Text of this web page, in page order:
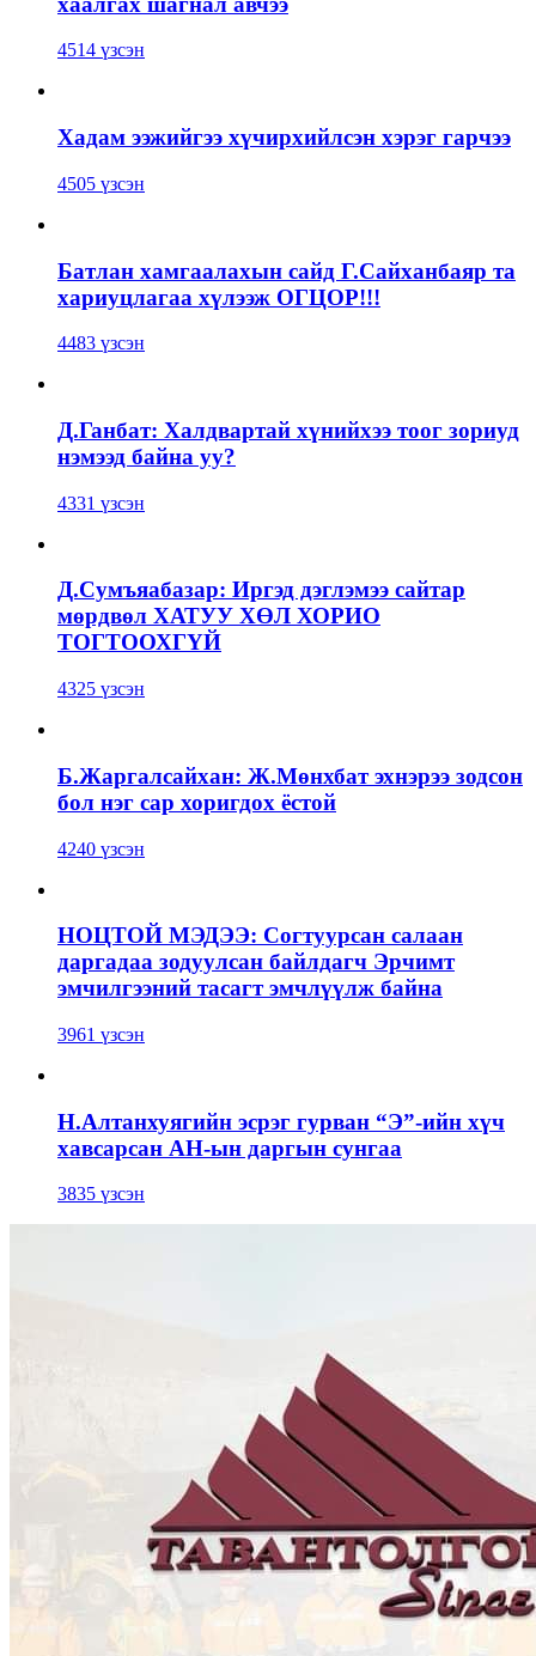
4514 үзсэн
Хадам ээжийгээ хүчирхийлсэн хэрэг гарчээ
4505 үзсэн
Батлан хамгаалахын сайд Г.Сайханбаяр та
хариуцлагаа хүлээж ОГЦОР!!!
4483 үзсэн
Д.Ганбат: Халдвартай хүнийхээ тоог зориуд
нэмээд байна уу?
4331 үзсэн
Д.Сумъяабазар: Иргэд дэглэмээ сайтар
мөрдвөл ХАТУУ ХӨЛ ХОРИО
ТОГТООХГҮЙ
4325 үзсэн
Б.Жаргалсайхан: Ж.Мөнхбат эхнэрээ зодсон
бол нэг сар хоригдох ёстой
4240 үзсэн
НОЦТОЙ МЭДЭЭ: Согтуурсан салаан
даргадаа зодуулсан байлдагч Эрчимт
эмчилгээний тасагт эмчлүүлж байна
3961 үзсэн
Н.Алтанхуягийн эсрэг гурван “Э”-ийн хүч
хавсарсан АН-ын даргын сунгаа
3835 үзсэн